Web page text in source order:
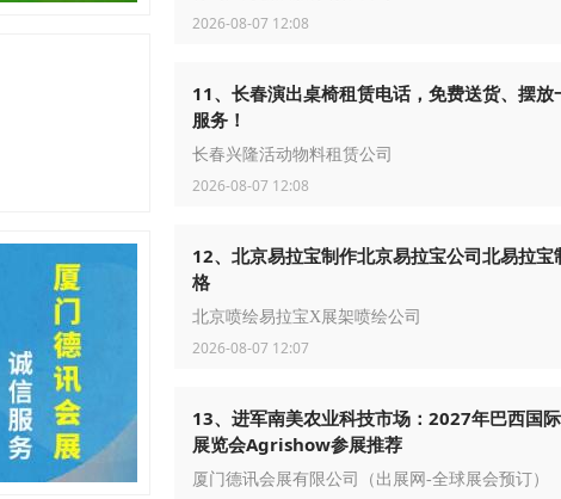
2026-08-07 12:08
11、长春演出桌椅租赁电话，免费送货、摆放
服务！
长春兴隆活动物料租赁公司
2026-08-07 12:08
12、北京易拉宝制作北京易拉宝公司北易拉宝
格
北京喷绘易拉宝X展架喷绘公司
2026-08-07 12:07
13、进军南美农业科技市场：2027年巴西国
展览会Agrishow参展推荐
厦门德讯会展有限公司（出展网-全球展会预订）